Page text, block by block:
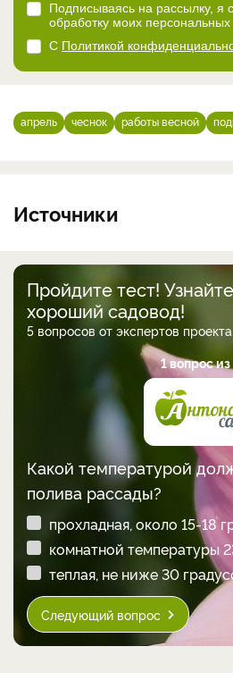
Подписываясь на рассылку, я
обработку моих
С Политикой
апрель чеснок работы весной
Источники
Пройдите тест!
хороший садовод!
5 вопросов от экспертов
1 вопрос из
Какой температурой
полива рассады?
прохладная, около 15-18
комнатной температуры
теплая, не ниже 30
Следующий вопрос